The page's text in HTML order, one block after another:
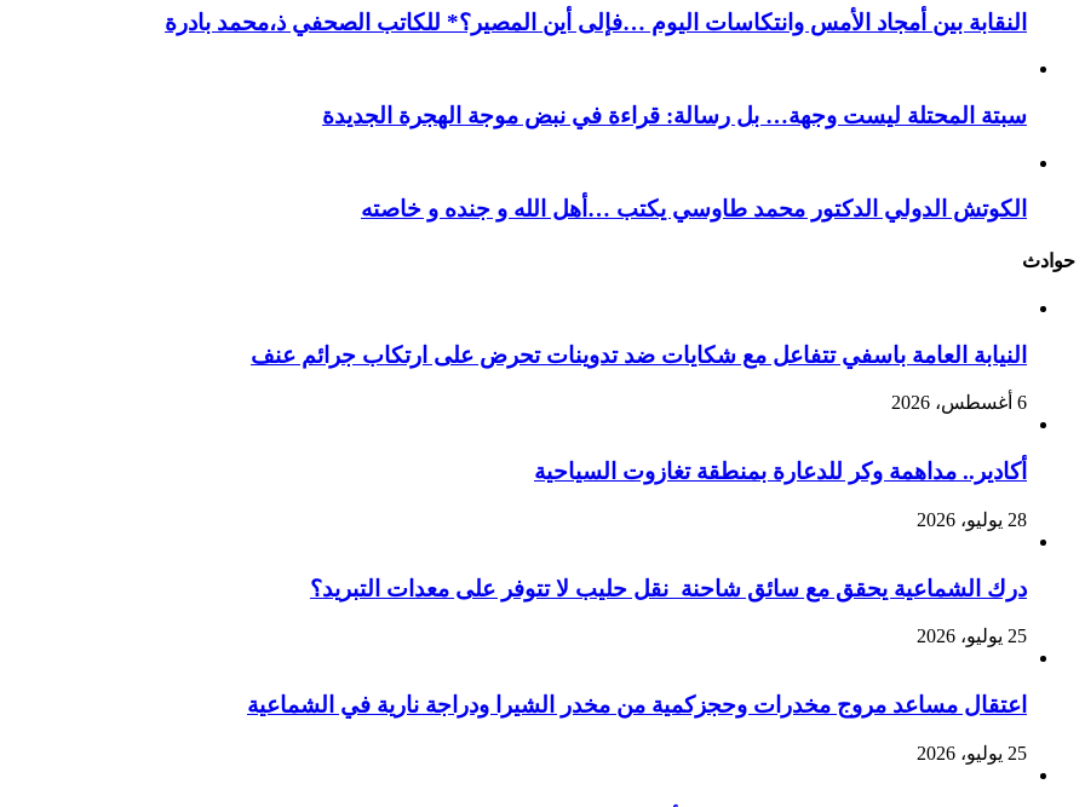
النقابة بين أمجاد الأمس وانتكاسات اليوم …فإلى أين المصير؟* للكاتب الصحفي ذ،محمد بادرة
سبتة المحتلة ليست وجهة… بل رسالة: قراءة في نبض موجة الهجرة الجديدة
الكوتش الدولي الدكتور محمد طاوسي يكتب …أهل الله و جنده و خاصته
حوادث
النيابة العامة باسفي تتفاعل مع شكايات ضد تدوينات تحرض على ارتكاب جرائم عنف
6 أغسطس، 2026
أكادير.. مداهمة وكر للدعارة بمنطقة تغازوت السياحية
28 يوليو، 2026
درك الشماعية يحقق مع سائق شاحنة نقل حليب لا تتوفر على معدات التبريد؟
25 يوليو، 2026
اعتقال مساعد مروج مخدرات وحجزكمية من مخدر الشيرا ودراجة نارية في الشماعية
25 يوليو، 2026